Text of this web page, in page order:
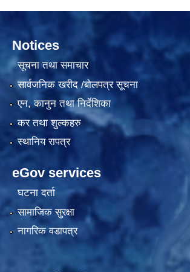
Notices
सूचना तथा समाचार
सार्वजनिक खरीद /बोलपत्र सूचना
एन, कानुन तथा निर्देशिका
कर तथा शुल्कहरु
स्थानिय रापत्र
eGov services
घटना दर्ता
सामाजिक सुरक्षा
नागरिक वडापत्र